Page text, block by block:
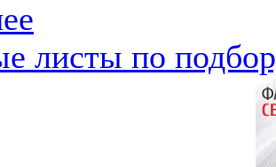
листы по